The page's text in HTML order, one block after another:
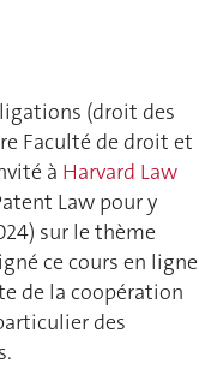
(droit des
Faculté de droit et
à Harvard Law
Law pour y
sur le thème
ce cours en ligne
de la coopération
des